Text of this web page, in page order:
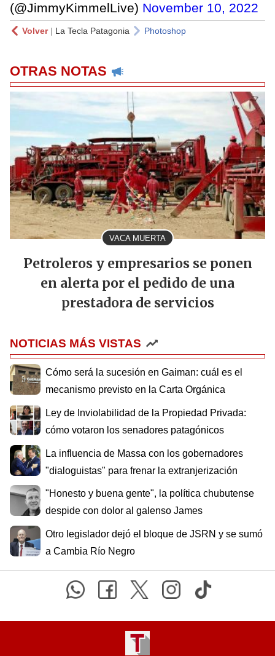
(@JimmyKimmelLive) November 10, 2022
Volver| La Tecla Patagonia Photoshop
OTRAS NOTAS
VACA MUERTA
Petroleros y empresarios se ponen
en alerta por el pedido de una
prestadora de servicios
NOTICIAS MÁS VISTAS
Cómo será la sucesión en Gaiman: cuál es el
mecanismo previsto en la Carta Orgánica
Ley de Inviolabilidad de la Propiedad Privada:
cómo votaron los senadores patagónicos
La influencia de Massa con los gobernadores
"dialoguistas" para frenar la extranjerización
"Honesto y buena gente", la política chubutense
despide con dolor al galenso James
Otro legislador dejó el bloque de JSRN y se sumó
a Cambia Río Negro